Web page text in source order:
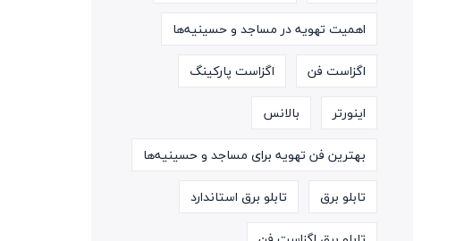
اهمیت تهویه در مساجد و حسینیه‌ها
اگزاست فن
اگزاست پارکینگ
اینورتر
بالانس
بهترین فن تهویه برای مساجد و حسینیه‌ها
تابلو برق
تابلو برق استاندارد